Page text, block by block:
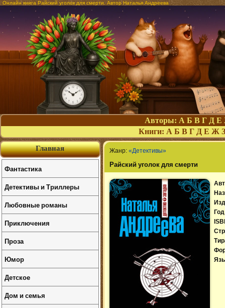
Онлайн книга Райский уголок для смерти. Автор Наталья Андреева
Авторы: А Б В Г Д Е
Книги: А Б В Г Д Е Ж З
Жанр: «Детективы»
Райский уголок для смерти
Главная
Фантастика
Детективы и Триллеры
Любовные романы
Приключения
Проза
Юмор
Детское
Дом и семья